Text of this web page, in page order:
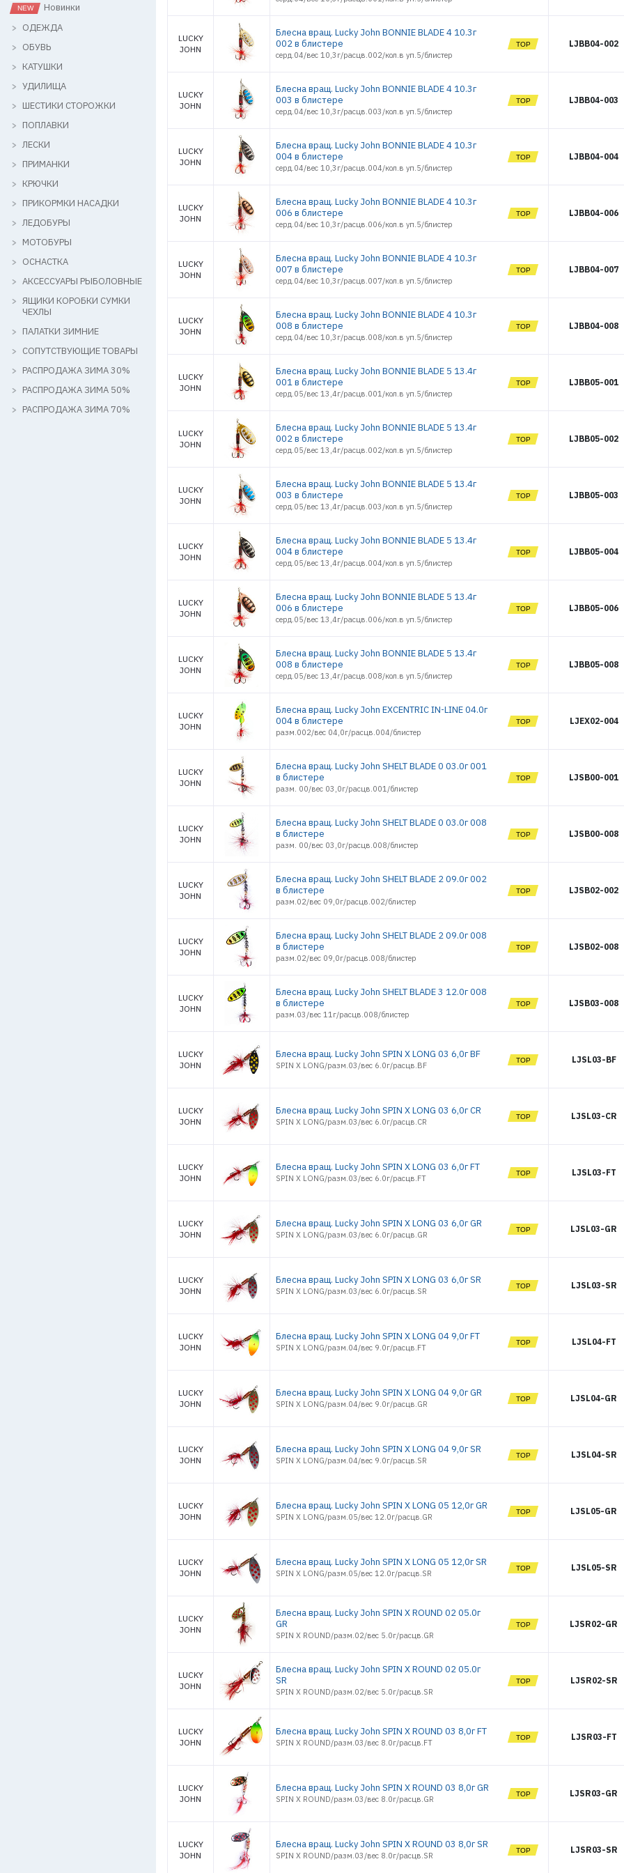
ЭЛЕКТРОННАЯ ПОЧТА (ЛОГИН)
ПАРОЛЬ
ВОЙТИ
РЕГИСТРАЦИЯ ОПТ
Новинки
ОДЕЖДА
ОБУВЬ
КАТУШКИ
УДИЛИЩА
ШЕСТИКИ СТОРОЖКИ
ПОПЛАВКИ
ЛЕСКИ
ПРИМАНКИ
КРЮЧКИ
ПРИКОРМКИ НАСАДКИ
ЛЕДОБУРЫ
МОТОБУРЫ
ОСНАСТКА
АКСЕССУАРЫ РЫБОЛОВНЫЕ
ЯЩИКИ КОРОБКИ СУМКИ
ЧЕХЛЫ
ПАЛАТКИ ЗИМНИЕ
СОПУТСТВУЮЩИЕ ТОВАРЫ
РАСПРОДАЖА ЗИМА 30%
РАСПРОДАЖА ЗИМА 50%
РАСПРОДАЖА ЗИМА 70%
Оснастки фидерные
Палатки, Тенты, Зонты
Подсачеки, садки
Приманки джиговые
Приманки морские
силиконовые
Принадлежности походные
Рыбки поролоновые
Светлячки
Спасжилеты
Стойки и Держатели
Сторожки, кивки, шестики
Удочки зимние
Чехлы и Тубусы
LUCKY
JOHN
Блесна вращ. Lucky John BONNIE BLADE 4 10.3г
002 в блистере
серд.04/вес 10,3г/расцв.002/кол.в уп.5/блистер
LJBB04-002
LUCKY
JOHN
Блесна вращ. Lucky John BONNIE BLADE 4 10.3г
003 в блистере
серд.04/вес 10,3г/расцв.003/кол.в уп.5/блистер
LJBB04-003
LUCKY
JOHN
Блесна вращ. Lucky John BONNIE BLADE 4 10.3г
004 в блистере
серд.04/вес 10,3г/расцв.004/кол.в уп.5/блистер
LJBB04-004
LUCKY
JOHN
Блесна вращ. Lucky John BONNIE BLADE 4 10.3г
006 в блистере
серд.04/вес 10,3г/расцв.006/кол.в уп.5/блистер
LJBB04-006
LUCKY
JOHN
Блесна вращ. Lucky John BONNIE BLADE 4 10.3г
007 в блистере
серд.04/вес 10,3г/расцв.007/кол.в уп.5/блистер
LJBB04-007
LUCKY
JOHN
Блесна вращ. Lucky John BONNIE BLADE 4 10.3г
008 в блистере
серд.04/вес 10,3г/расцв.008/кол.в уп.5/блистер
LJBB04-008
LUCKY
JOHN
Блесна вращ. Lucky John BONNIE BLADE 5 13.4г
001 в блистере
серд.05/вес 13,4г/расцв.001/кол.в уп.5/блистер
LJBB05-001
LUCKY
JOHN
Блесна вращ. Lucky John BONNIE BLADE 5 13.4г
002 в блистере
серд.05/вес 13,4г/расцв.002/кол.в уп.5/блистер
LJBB05-002
LUCKY
JOHN
Блесна вращ. Lucky John BONNIE BLADE 5 13.4г
003 в блистере
серд.05/вес 13,4г/расцв.003/кол.в уп.5/блистер
LJBB05-003
LUCKY
JOHN
Блесна вращ. Lucky John BONNIE BLADE 5 13.4г
004 в блистере
серд.05/вес 13,4г/расцв.004/кол.в уп.5/блистер
LJBB05-004
LUCKY
JOHN
Блесна вращ. Lucky John BONNIE BLADE 5 13.4г
006 в блистере
серд.05/вес 13,4г/расцв.006/кол.в уп.5/блистер
LJBB05-006
LUCKY
JOHN
Блесна вращ. Lucky John BONNIE BLADE 5 13.4г
008 в блистере
серд.05/вес 13,4г/расцв.008/кол.в уп.5/блистер
LJBB05-008
LUCKY
JOHN
Блесна вращ. Lucky John EXCENTRIC IN-LINE 04.0г
004 в блистере
разм.002/вес 04,0г/расцв.004/блистер
LJEX02-004
LUCKY
JOHN
Блесна вращ. Lucky John SHELT BLADE 0 03.0г 001
в блистере
разм. 00/вес 03,0г/расцв.001/блистер
LJSB00-001
LUCKY
JOHN
Блесна вращ. Lucky John SHELT BLADE 0 03.0г 008
в блистере
разм. 00/вес 03,0г/расцв.008/блистер
LJSB00-008
LUCKY
JOHN
Блесна вращ. Lucky John SHELT BLADE 2 09.0г 002
в блистере
разм.02/вес 09,0г/расцв.002/блистер
LJSB02-002
LUCKY
JOHN
Блесна вращ. Lucky John SHELT BLADE 2 09.0г 008
в блистере
разм.02/вес 09,0г/расцв.008/блистер
LJSB02-008
LUCKY
JOHN
Блесна вращ. Lucky John SHELT BLADE 3 12.0г 008
в блистере
разм.03/вес 11г/расцв.008/блистер
LJSB03-008
LUCKY
JOHN
Блесна вращ. Lucky John SPIN X LONG 03 6,0г BF
SPIN X LONG/разм.03/вес 6.0г/расцв.BF
LJSL03-BF
LUCKY
JOHN
Блесна вращ. Lucky John SPIN X LONG 03 6,0г CR
SPIN X LONG/разм.03/вес 6.0г/расцв.CR
LJSL03-CR
LUCKY
JOHN
Блесна вращ. Lucky John SPIN X LONG 03 6,0г FT
SPIN X LONG/разм.03/вес 6.0г/расцв.FT
LJSL03-FT
LUCKY
JOHN
Блесна вращ. Lucky John SPIN X LONG 03 6,0г GR
SPIN X LONG/разм.03/вес 6.0г/расцв.GR
LJSL03-GR
LUCKY
JOHN
Блесна вращ. Lucky John SPIN X LONG 03 6,0г SR
SPIN X LONG/разм.03/вес 6.0г/расцв.SR
LJSL03-SR
LUCKY
JOHN
Блесна вращ. Lucky John SPIN X LONG 04 9,0г FT
SPIN X LONG/разм.04/вес 9.0г/расцв.FT
LJSL04-FT
LUCKY
JOHN
Блесна вращ. Lucky John SPIN X LONG 04 9,0г GR
SPIN X LONG/разм.04/вес 9.0г/расцв.GR
LJSL04-GR
LUCKY
JOHN
Блесна вращ. Lucky John SPIN X LONG 04 9,0г SR
SPIN X LONG/разм.04/вес 9.0г/расцв.SR
LJSL04-SR
LUCKY
JOHN
Блесна вращ. Lucky John SPIN X LONG 05 12,0г GR
SPIN X LONG/разм.05/вес 12.0г/расцв.GR
LJSL05-GR
LUCKY
JOHN
Блесна вращ. Lucky John SPIN X LONG 05 12,0г SR
SPIN X LONG/разм.05/вес 12.0г/расцв.SR
LJSL05-SR
LUCKY
JOHN
Блесна вращ. Lucky John SPIN X ROUND 02 05.0г
GR
SPIN X ROUND/разм.02/вес 5.0г/расцв.GR
LJSR02-GR
LUCKY
JOHN
Блесна вращ. Lucky John SPIN X ROUND 02 05.0г
SR
SPIN X ROUND/разм.02/вес 5.0г/расцв.SR
LJSR02-SR
LUCKY
JOHN
Блесна вращ. Lucky John SPIN X ROUND 03 8,0г FT
SPIN X ROUND/разм.03/вес 8.0г/расцв.FT
LJSR03-FT
LUCKY
JOHN
Блесна вращ. Lucky John SPIN X ROUND 03 8,0г GR
SPIN X ROUND/разм.03/вес 8.0г/расцв.GR
LJSR03-GR
LUCKY
JOHN
Блесна вращ. Lucky John SPIN X ROUND 03 8,0г SR
SPIN X ROUND/разм.03/вес 8.0г/расцв.SR
LJSR03-SR